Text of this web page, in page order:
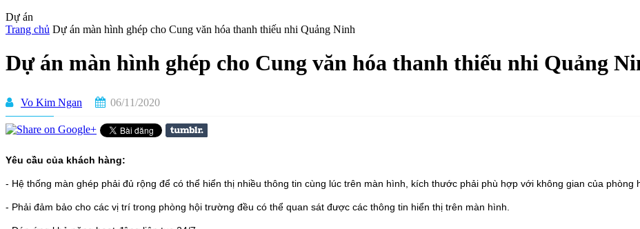
Dự án
Trang chủ Dự án màn hình ghép cho Cung văn hóa thanh thiếu nhi Quảng Ninh
Dự án màn hình ghép cho Cung văn hóa thanh thiếu nhi Quảng
Vo Kim Ngan 06/11/2020
Yêu cầu của khách hàng:
- Hệ thống màn ghép phải đủ rộng để có thể hiển thị nhiều thông tin cùng lúc trên màn hình, kích thước phải phù hợp với không gian của phòng
- Phải đảm bảo cho các vị trí trong phòng hội trường đều có thể quan sát được các thông tin hiển thị trên màn hình.